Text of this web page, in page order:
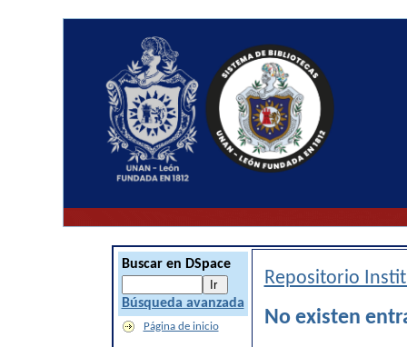
Buscar en DSpace
Búsqueda avanzada
Página de inicio
Repositorio
No existen